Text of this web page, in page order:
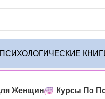
ПСИХОЛОГИЧЕСКИЕ
Женщин Курсы По